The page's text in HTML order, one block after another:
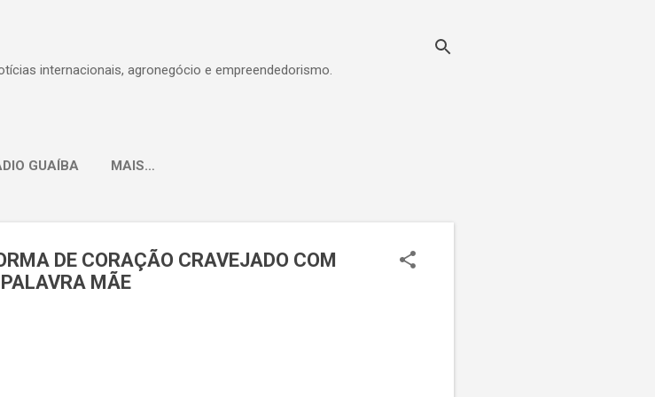
internacionais, agronegócio e empreendedorismo.
GUAÍBA MAIS…
DE CORAÇÃO CRAVEJADO COM
MÃE